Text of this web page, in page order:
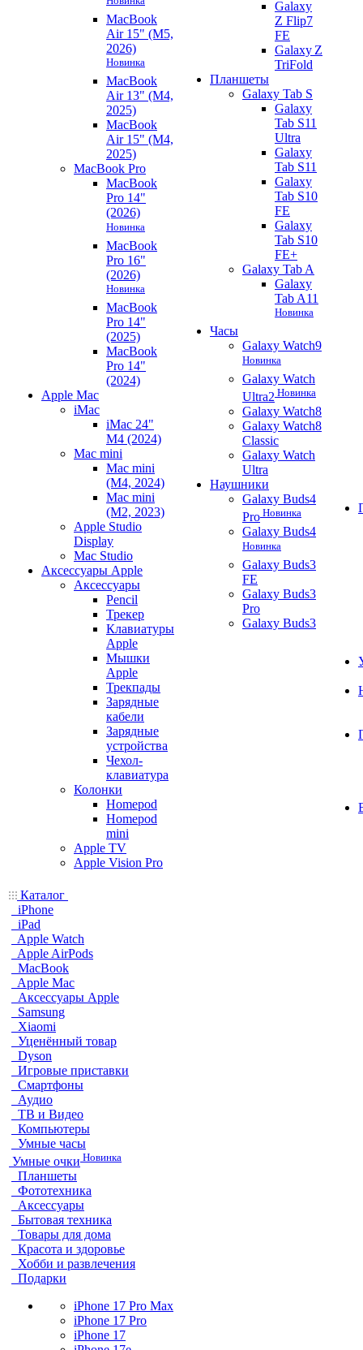
MacBook
Air 15" (M5,
2026)
Новинка
MacBook
Air 13" (M4,
2025)
MacBook
Air 15" (M4,
2025)
MacBook Pro
MacBook
Pro 14"
(2026)
Новинка
MacBook
Pro 16"
(2026)
Новинка
MacBook
Pro 14"
(2025)
MacBook
Pro 14"
(2024)
Apple Mac
iMac
iMac 24"
M4 (2024)
Mac mini
Mac mini
(M4, 2024)
Mac mini
(M2, 2023)
Apple Studio
Display
Mac Studio
Аксессуары Apple
Аксессуары
Pencil
Трекер
Клавиатуры
Apple
Мышки
Apple
Трекпады
Зарядные
кабели
Зарядные
устройства
Чехол-
клавиатура
Колонки
Homepod
Homepod
mini
Apple TV
Apple Vision Pro
Galaxy
Z Flip7
FE
Galaxy Z
TriFold
Планшеты
Galaxy Tab S
Galaxy
Tab S11
Ultra
Galaxy
Tab S11
Galaxy
Tab S10
FE
Galaxy
Tab S10
FE+
Galaxy Tab A
Galaxy
Tab A11
Новинка
Часы
Galaxy Watch9
Новинка
Galaxy Watch
Ultra2 Новинка
Galaxy Watch8
Galaxy Watch8
Classic
Galaxy Watch
Ultra
Наушники
Galaxy Buds4
Pro Новинка
Galaxy Buds4
Новинка
Galaxy Buds3
FE
Galaxy Buds3
Pro
Galaxy Buds3
Каталог
iPhone
iPad
Apple Watch
Apple AirPods
MacBook
Apple Mac
Аксессуары Apple
Samsung
Xiaomi
Уценённый товар
Dyson
Игровые приставки
Смартфоны
Аудио
ТВ и Видео
Компьютеры
Умные часы
Умные очки Новинка
Планшеты
Фототехника
Аксессуары
Бытовая техника
Товары для дома
Красота и здоровье
Хобби и развлечения
Подарки
iPhone 17 Pro Max
iPhone 17 Pro
iPhone 17